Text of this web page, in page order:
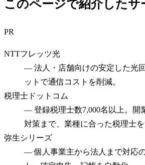
このページで紹介したサ
PR
NTTフレッツ光
— 法人・店舗向けの安定した光
ットで通信コストを削減。
税理士ドットコム
— 登録税理士数7,000名以上。開
対策まで、業種に合った税理士を
弥生シリーズ
—個人事業主から法人まで対応